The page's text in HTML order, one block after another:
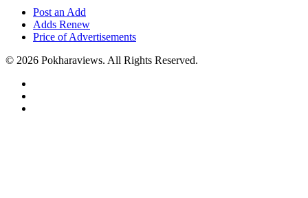
Post an Add
Adds Renew
Price of Advertisements
© 2026 Pokharaviews. All Rights Reserved.